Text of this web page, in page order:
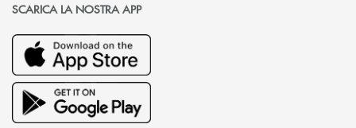
SCARICA LA NOSTRA APP